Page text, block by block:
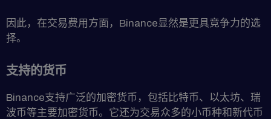
因此，在交易费用方面，Binance显然是更具竞争力的选
择。
支持的货币
Binance支持广泛的加密货币，包括比特币、以太坊、瑞
波币等主要加密货币。它还为交易众多的小币种和新代币